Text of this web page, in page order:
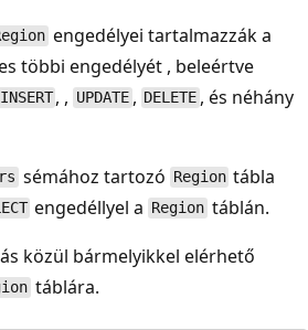
engedélyei tartalmazzák a
többi engedélyét , beleértve
INSERT , , UPDATE , DELETE , és néhány
sémához tartozó Region tábla
engedéllyel a Region táblán.
közül bármelyikkel elérhető
táblára.